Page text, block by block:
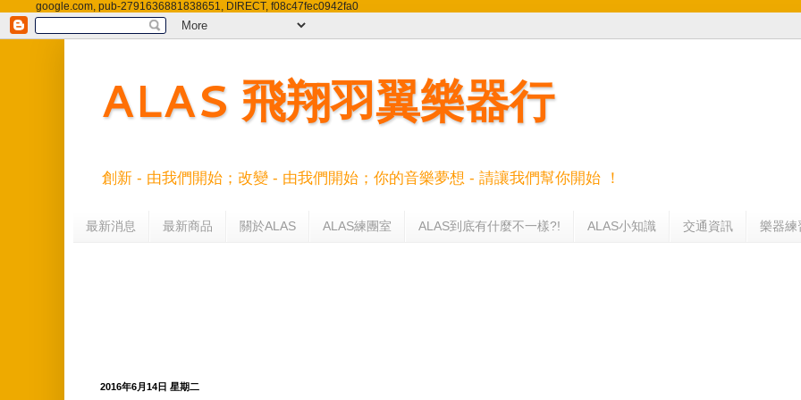
google.com, pub-2791636881838651, DIRECT, f08c47fec0942fa0
ALAS 飛翔羽翼樂器行
創新 - 由我們開始；改變 - 由我們開始；你的音樂夢想 - 請讓我們幫你開始 ！
最新消息 最新商品 關於ALAS ALAS練團室 ALAS到底有什麼不一樣?! ALAS小知識 交通資訊 樂器練
2016年6月14日 星期二